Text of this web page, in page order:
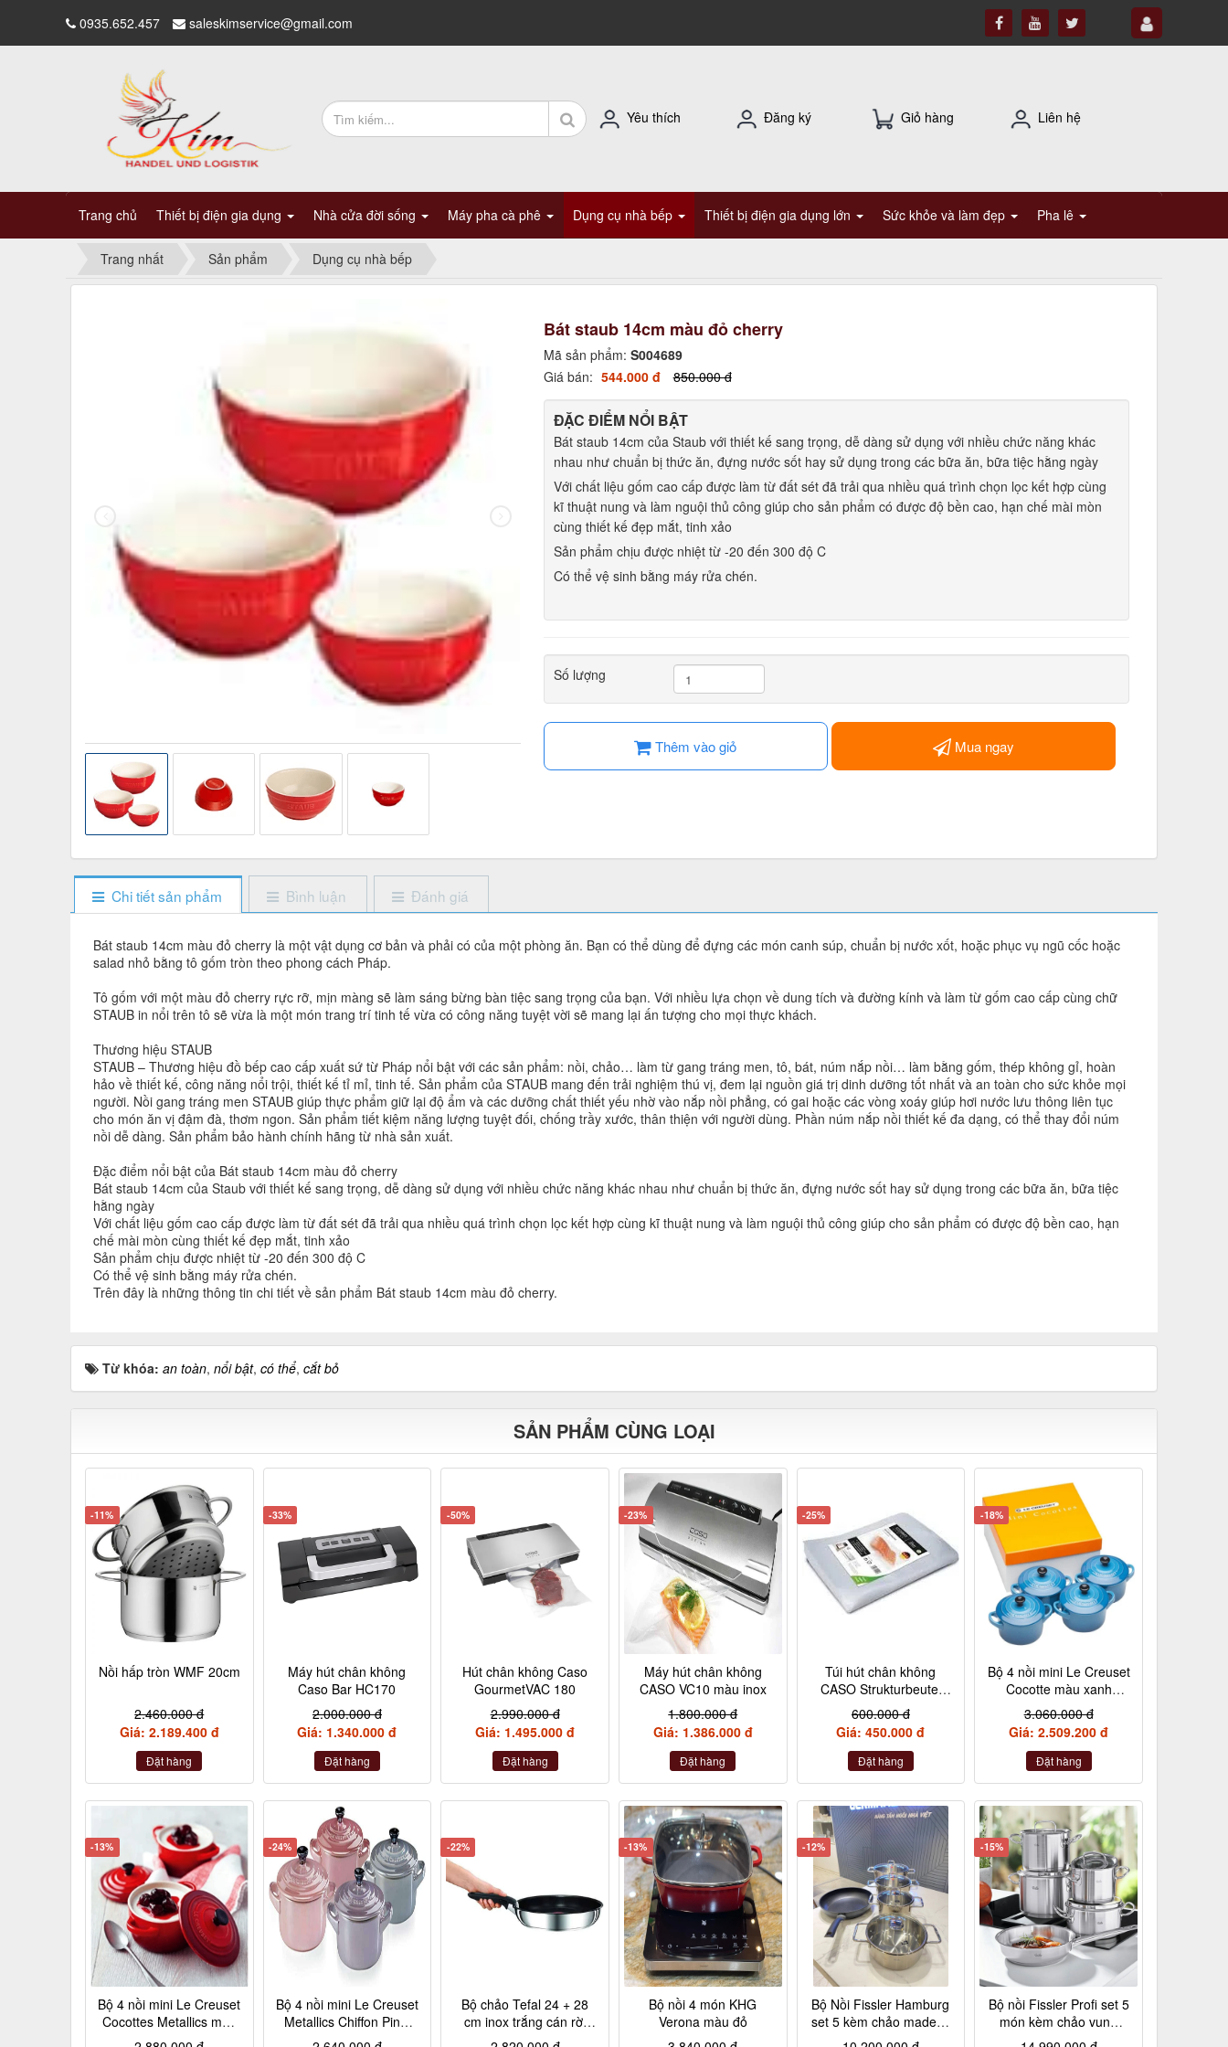
0935.652.457 saleskimservice@gmail.com
Yêu thích Đăng ký Giỏ hàng Liên hệ
Trang chủ Thiết bị điện gia dụng Nhà cửa đời sống Máy pha cà phê Dụng cụ nhà bếp Thiết bị điện gia dụng lớn Sức khỏe và làm đẹp Pha lê
Trang nhất Sản phẩm Dụng cụ nhà bếp
Bát staub 14cm màu đỏ cherry
Mã sản phẩm: S004689
Giá bán: 544.000 đ 850.000 đ
ĐẶC ĐIỂM NỔI BẬT
Bát staub 14cm của Staub với thiết kế sang trọng, dễ dàng sử dụng với nhiều chức năng khác
nhau như chuẩn bị thức ăn, đựng nước sốt hay sử dụng trong các bữa ăn, bữa tiệc hằng ngày
Với chất liệu gốm cao cấp được làm từ đất sét đã trải qua nhiều quá trình chọn lọc kết hợp cùng
kĩ thuật nung và làm nguội thủ công giúp cho sản phẩm có được độ bền cao, hạn chế mài mòn
cùng thiết kế đẹp mắt, tinh xảo
Sản phẩm chịu được nhiệt từ -20 đến 300 độ C
Có thể vệ sinh bằng máy rửa chén.
Số lượng
Thêm vào giỏ Mua ngay
Chi tiết sản phẩm Bình luận Đánh giá
Bát staub 14cm màu đỏ cherry là một vật dụng cơ bản và phải có của một phòng ăn. Bạn có thể dùng để đựng các món canh súp, chuẩn bị nước xốt, hoặc phục vụ ngũ cốc hoặc
salad nhỏ bằng tô gốm tròn theo phong cách Pháp.
Tô gốm với một màu đỏ cherry rực rỡ, mịn màng sẽ làm sáng bừng bàn tiệc sang trọng của bạn. Với nhiều lựa chọn về dung tích và đường kính và làm từ gốm cao cấp cùng chữ
STAUB in nổi trên tô sẽ vừa là một món trang trí tinh tế vừa có công năng tuyệt vời sẽ mang lại ấn tượng cho mọi thực khách.
Thương hiệu STAUB
STAUB – Thương hiệu đồ bếp cao cấp xuất sứ từ Pháp nổi bật với các sản phẩm: nồi, chảo… làm từ gang tráng men, tô, bát, núm nắp nồi… làm bằng gốm, thép không gỉ, hoàn
hảo về thiết kế, công năng nổi trội, thiết kế tỉ mỉ, tinh tế. Sản phẩm của STAUB mang đến trải nghiệm thú vị, đem lại nguồn giá trị dinh dưỡng tốt nhất và an toàn cho sức khỏe mọi
người. Nồi gang tráng men STAUB giúp thực phẩm giữ lại độ ẩm và các dưỡng chất thiết yếu nhờ vào nắp nồi phẳng, có gai hoặc các vòng xoáy giúp hơi nước lưu thông liên tục
cho món ăn vị đậm đà, thơm ngon. Sản phẩm tiết kiệm năng lượng tuyệt đối, chống trầy xước, thân thiện với người dùng. Phần núm nắp nồi thiết kế đa dạng, có thể thay đổi núm
nồi dễ dàng. Sản phẩm bảo hành chính hãng từ nhà sản xuất.
Đặc điểm nổi bật của Bát staub 14cm màu đỏ cherry
Bát staub 14cm của Staub với thiết kế sang trọng, dễ dàng sử dụng với nhiều chức năng khác nhau như chuẩn bị thức ăn, đựng nước sốt hay sử dụng trong các bữa ăn, bữa tiệc
hằng ngày
Với chất liệu gốm cao cấp được làm từ đất sét đã trải qua nhiều quá trình chọn lọc kết hợp cùng kĩ thuật nung và làm nguội thủ công giúp cho sản phẩm có được độ bền cao, hạn
chế mài mòn cùng thiết kế đẹp mắt, tinh xảo
Sản phẩm chịu được nhiệt từ -20 đến 300 độ C
Có thể vệ sinh bằng máy rửa chén.
Trên đây là những thông tin chi tiết về sản phẩm Bát staub 14cm màu đỏ cherry.
Từ khóa: an toàn, nổi bật, có thể, cắt bỏ
SẢN PHẨM CÙNG LOẠI
-11%
Nồi hấp tròn WMF 20cm
2.460.000 đ
Giá: 2.189.400 đ
Đặt hàng
-33%
Máy hút chân không
Caso Bar HC170
2.000.000 đ
Giá: 1.340.000 đ
Đặt hàng
-50%
Hút chân không Caso
GourmetVAC 180
2.990.000 đ
Giá: 1.495.000 đ
Đặt hàng
-23%
Máy hút chân không
CASO VC10 màu inox
1.800.000 đ
Giá: 1.386.000 đ
Đặt hàng
-25%
Túi hút chân không
CASO Strukturbeutel
20×30 cm, 50 Stück –
Made in Germany
(không hộp)
600.000 đ
Giá: 450.000 đ
Đặt hàng
-18%
Bộ 4 nồi mini Le Creuset
Cocotte màu xanh
Marseile
3.060.000 đ
Giá: 2.509.200 đ
Đặt hàng
-13%
Bộ 4 nồi mini Le Creuset
Cocottes Metallics màu
đỏ cherry 10cm
-24%
Bộ 4 nồi mini Le Creuset
Metallics Chiffon Pink,
Rosenquarz, Violett,
-22%
Bộ chảo Tefal 24 + 28
cm inox trắng cán rời
L9409202
-13%
Bộ nồi 4 món KHG
Verona màu đỏ
-12%
Bộ Nồi Fissler Hamburg
set 5 kèm chảo made in
Germany nội địa Đức
-15%
Bộ nồi Fissler Profi set 5
món kèm chảo vung
kính made in Germany